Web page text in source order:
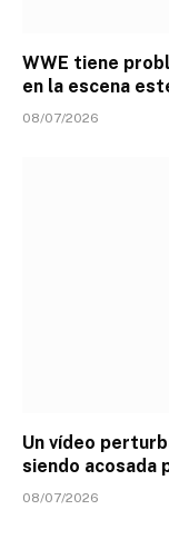
WWE tiene
en la escena
08/07/2026
Un vídeo
siendo acosada
08/07/2026